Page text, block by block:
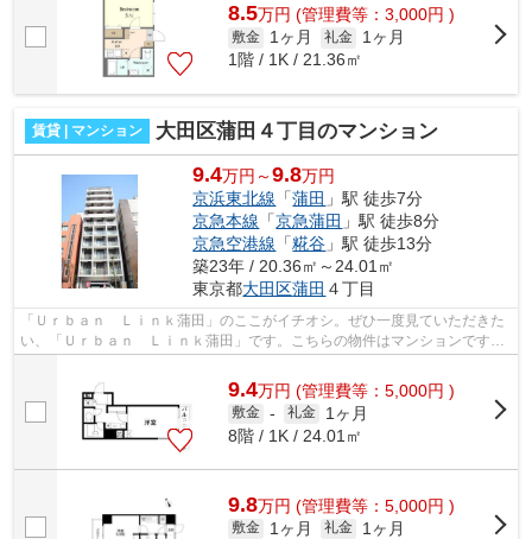
8.5万円 (管理費等：3,000円 )
敷金 1ヶ月 礼金
1ヶ月
1階 / 1K / 21.36㎡
賃貸 | マンション 大田区蒲田４丁目のマンション
9.4万円～9.8万円
京浜東北線 「蒲田 」駅 徒歩7分
京急本線 「京急蒲田 」駅 徒歩8分
京急空港線 「糀谷 」駅 徒歩13分
築23年 / 20.36㎡～24.01㎡
東京都大田区蒲田 ４丁目
「Ｕｒｂａｎ Ｌｉｎｋ蒲田」のここがイチオシ。ぜひ一度見ていただきた
い、「Ｕｒｂａｎ Ｌｉｎｋ蒲田」です。こちらの物件はマンションです。
9.4万円 (管理費等：5,000円 )
敷金 - 礼金
1ヶ月
8階 / 1K / 24.01㎡
9.8万円 (管理費等：5,000円 )
敷金 1ヶ月 礼金
1ヶ月